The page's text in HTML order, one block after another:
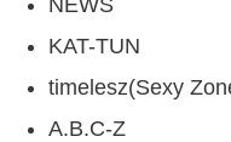
KAT-TUN
timelesz(Sexy
A.B.C-Z